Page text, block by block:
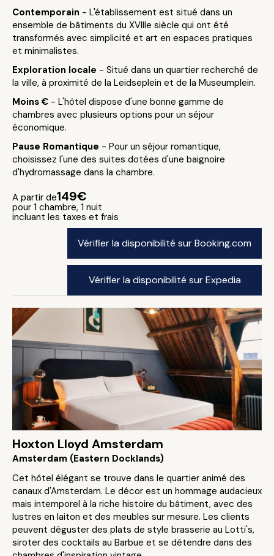
Contemporain - L'établissement est situé dans un
ensemble de bâtiments du XVIIIe siècle qui ont été
transformés avec simplicité et art en espaces pratiques
et minimalistes.
Exploration locale - Situé dans un quartier recherché de
la ville, à proximité de la Leidseplein et de la Museumplein.
Moins € - L'hôtel dispose d'une bonne gamme de
chambres avec plusieurs options pour un séjour
économique.
Pause Romantique - Pour un séjour romantique,
choisissez l'une des suites dotées d'une baignoire
d'hydromassage dans la chambre.
A partir de149€
pour 1 chambre, 1 nuit
incluant les taxes et frais
Vérifier la disponibilité sur Booking.com
Vérifier la disponibilité sur Expedia
Hoxton Lloyd Amsterdam
Amsterdam (Eastern Docklands)
Cet hôtel élégant se trouve dans le quartier animé des
canaux d'Amsterdam. Le décor est un hommage audacieux
mais intemporel à la riche histoire du bâtiment, avec des
lustres en laiton et des meubles sur mesure. Les clients
peuvent déguster des plats de style brasserie au Lotti's,
siroter des cocktails au Barbue et se détendre dans des